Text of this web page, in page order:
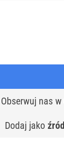
Obserwuj nas w
Dodaj jako